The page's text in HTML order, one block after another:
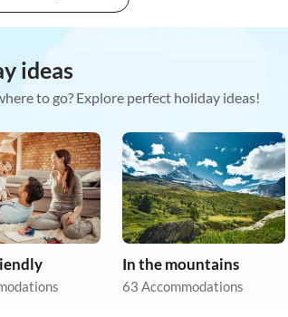
ideas
to go? Explore perfect holiday ideas!
In the mountains
63 Accommodations